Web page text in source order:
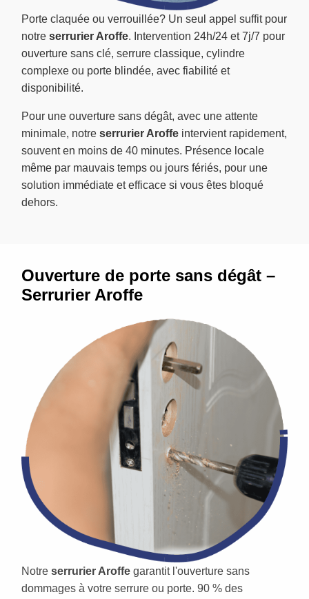
Porte claquée ou verrouillée? Un seul appel suffit pour
notre serrurier Aroffe. Intervention 24h/24 et 7j/7 pour
ouverture sans clé, serrure classique, cylindre
complexe ou porte blindée, avec fiabilité et
disponibilité.
Pour une ouverture sans dégât, avec une attente
minimale, notre serrurier Aroffe intervient rapidement,
souvent en moins de 40 minutes. Présence locale
même par mauvais temps ou jours fériés, pour une
solution immédiate et efficace si vous êtes bloqué
dehors.
Ouverture de porte sans dégât –
Serrurier Aroffe
Notre serrurier Aroffe garantit l'ouverture sans
dommages à votre serrure ou porte. 90 % des